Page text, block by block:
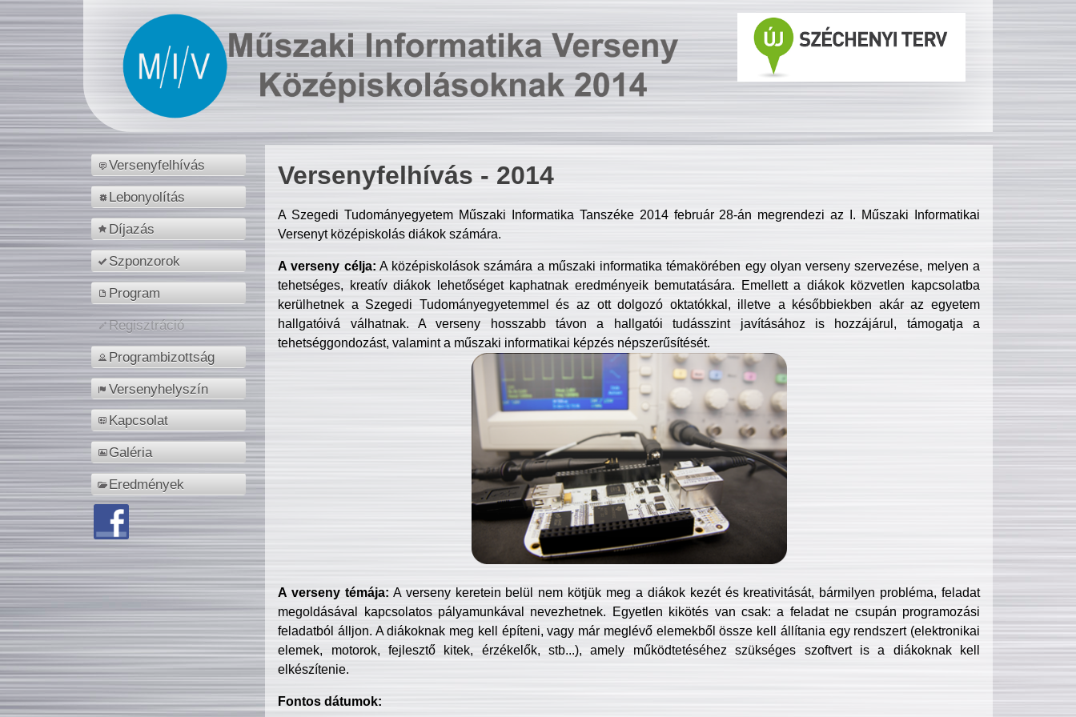
Versenyfelhívás
Lebonyolítás
Díjazás
Szponzorok
Program
Regisztráció
Programbizottság
Versenyhelyszín
Kapcsolat
Galéria
Eredmények
Versenyfelhívás - 2014
A Szegedi Tudományegyetem Műszaki Informatika Tanszéke 2014 február 28-án megrendezi az I. Műszaki Informatikai
Versenyt középiskolás diákok számára.
A verseny célja: A középiskolások számára a műszaki informatika témakörében egy olyan verseny szervezése, melyen a
tehetséges, kreatív diákok lehetőséget kaphatnak eredményeik bemutatására. Emellett a diákok közvetlen kapcsolatba
kerülhetnek a Szegedi Tudományegyetemmel és az ott dolgozó oktatókkal, illetve a későbbiekben akár az egyetem
hallgatóivá válhatnak. A verseny hosszabb távon a hallgatói tudásszint javításához is hozzájárul, támogatja a
tehetséggondozást, valamint a műszaki informatikai képzés népszerűsítését.
A verseny témája: A verseny keretein belül nem kötjük meg a diákok kezét és kreativitását, bármilyen probléma, feladat
megoldásával kapcsolatos pályamunkával nevezhetnek. Egyetlen kikötés van csak: a feladat ne csupán programozási
feladatból álljon. A diákoknak meg kell építeni, vagy már meglévő elemekből össze kell állítania egy rendszert (elektronikai
elemek, motorok, fejlesztő kitek, érzékelők, stb...), amely működtetéséhez szükséges szoftvert is a diákoknak kell
elkészítenie.
Fontos dátumok: